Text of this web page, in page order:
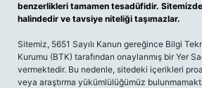
benzerlikleri tamamen tesadüfidir.
halindedir ve tavsiye niteliği taşımazlar.
Sitemiz, 5651 Sayılı Kanun gereğince Bilgi
Kurumu (BTK) tarafından onaylanmış bir Yer
vermektedir. Bu nedenle, sitedeki içerikleri
veya araştırma yükümlülüğümüz